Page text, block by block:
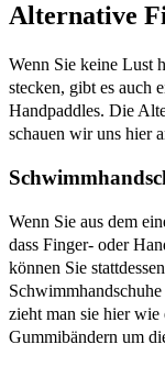
Alternative
Wenn Sie keine Lust
stecken, gibt es auch
Handpaddles. Die
schauen wir uns hier
Wenn Sie aus dem
dass Finger- oder
können Sie
zieht man sie hier wie
Gummibändern um